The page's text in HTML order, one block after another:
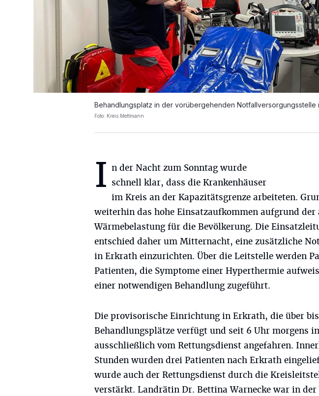
Behandlungsplatz in der vorübergehenden Notfallversorgungsstelle
Foto: Kreis Mettmann
I n der Nacht zum Sonntag wurde
schnell klar, dass die Krankenhäuser
im Kreis an der Kapazitätsgrenze arbeiteten.
weiterhin das hohe Einsatzaufkommen aufgrund der
Wärmebelastung für die Bevölkerung. Die
entschied daher um Mitternacht, eine zusätzliche
in Erkrath einzurichten. Über die Leitstelle werden
Patienten, die Symptome einer Hyperthermie
einer notwendigen Behandlung zugeführt.
Die provisorische Einrichtung in Erkrath, die über
Behandlungsplätze verfügt und seit 6 Uhr morgens
ausschließlich vom Rettungsdienst angefahren.
Stunden wurden drei Patienten nach Erkrath
wurde auch der Rettungsdienst durch die
verstärkt. Landrätin Dr. Bettina Warnecke war in der